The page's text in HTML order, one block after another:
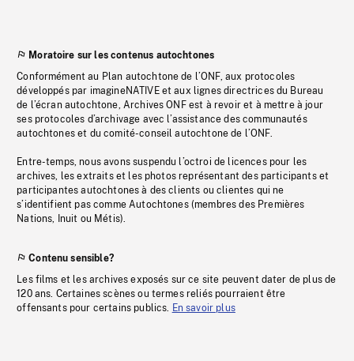
Moratoire sur les contenus autochtones
Conformément au Plan autochtone de l’ONF, aux protocoles
développés par imagineNATIVE et aux lignes directrices du Bureau
de l’écran autochtone, Archives ONF est à revoir et à mettre à jour
ses protocoles d’archivage avec l’assistance des communautés
autochtones et du comité-conseil autochtone de l’ONF.
Entre-temps, nous avons suspendu l’octroi de licences pour les
archives, les extraits et les photos représentant des participants et
participantes autochtones à des clients ou clientes qui ne
s’identifient pas comme Autochtones (membres des Premières
Nations, Inuit ou Métis).
Contenu sensible?
Les films et les archives exposés sur ce site peuvent dater de plus de
120 ans. Certaines scènes ou termes reliés pourraient être
offensants pour certains publics. En savoir plus